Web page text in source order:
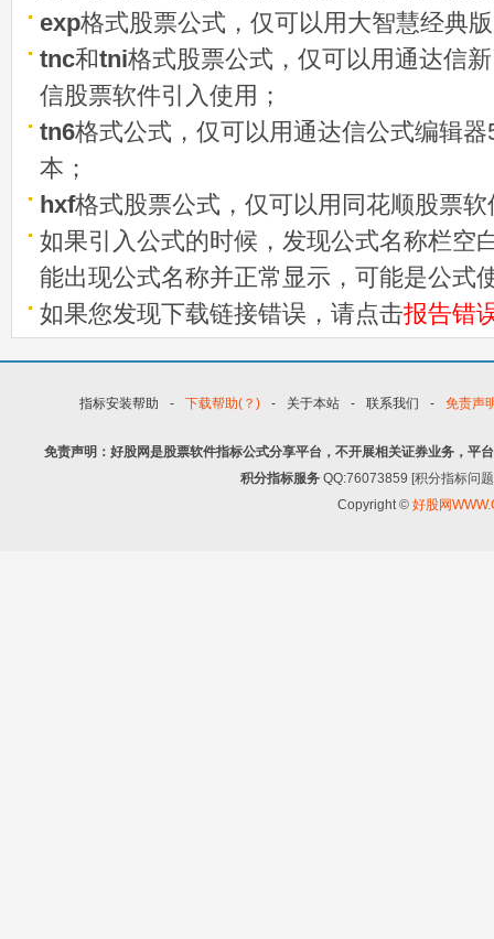
exp格式股票公式，仅可以用大智慧经典
tnc和tni格式股票公式，仅可以用通达信
信股票软件引入使用；
tn6格式公式，仅可以用通达信公式编辑
本；
hxf格式股票公式，仅可以用同花顺股票
如果引入公式的时候，发现公式名称栏空
能出现公式名称并正常显示，可能是公式
如果您发现下载链接错误，请点击报告错
指标安装帮助 - 下载帮助(？) - 关于本站 - 联系我们 - 免责声
免责声明：好股网是股票软件指标公式分享平台，不开展相关证券业务，平
积分指标服务 QQ:76073859 [积分指标问
Copyright © 好股网